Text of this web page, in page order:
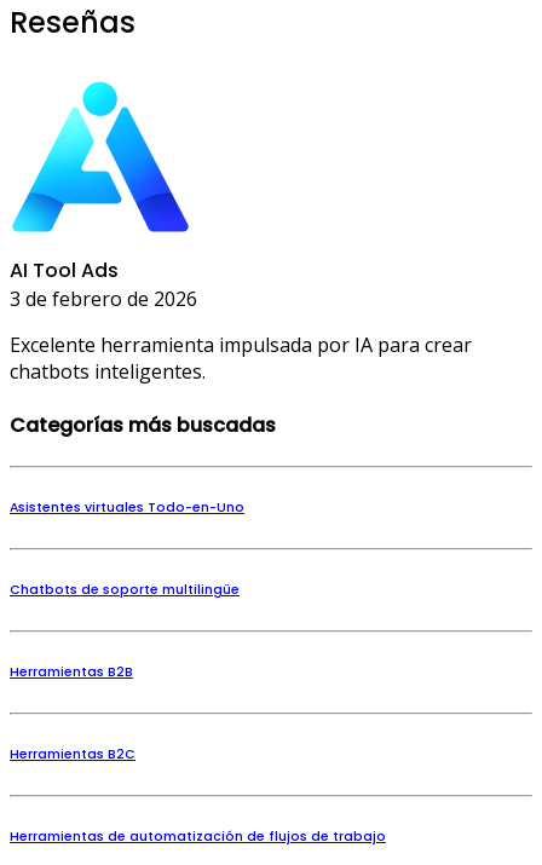
Reseñas
AI Tool Ads
3 de febrero de 2026
Excelente herramienta impulsada por IA para crear
chatbots inteligentes.
Categorías más buscadas
Asistentes virtuales Todo-en-Uno
Chatbots de soporte multilingüe
Herramientas B2B
Herramientas B2C
Herramientas de automatización de flujos de trabajo